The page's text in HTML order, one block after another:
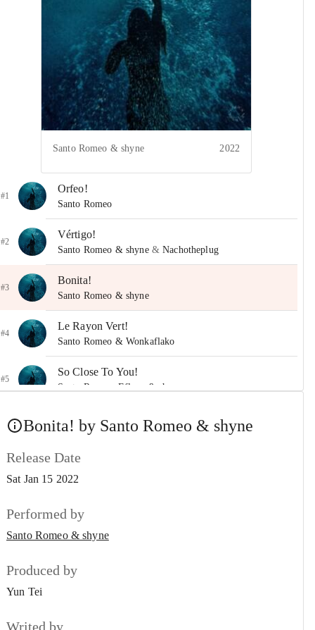
Santo Romeo & shyne 2022
#1
Orfeo!
Santo Romeo
#2
Vértigo!
Santo Romeo & shyne&Nachotheplug
#3
Bonita!
Santo Romeo & shyne
#4
Le Rayon Vert!
Santo Romeo & Wonkaflako
#5
So Close To You!
Santo Romeo, Eflexx & shyne
#6
Malabares!
Santo Romeo, Jujiskii, shyne & Chef C
Oh No!
Santo Romeo & shyne
#8
Sacred!
Santo Romeo & shyne
Santo Romeo
Bonita! by Santo Romeo & shyne
Release Date
Sat Jan 15 2022
Performed by
Santo Romeo & shyne
Produced by
Yun Tei
Writed by